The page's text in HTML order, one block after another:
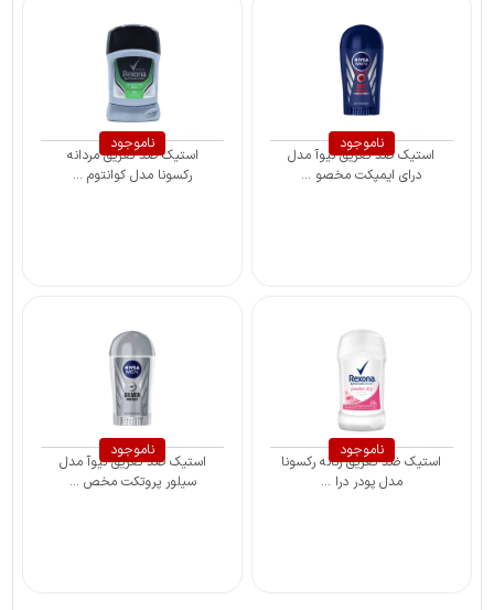
ناموجود
استیک ضد تعریق نیوآ مدل
درای ایمپکت مخصو ...
ناموجود
استیک ضد تعریق مردانه
رکسونا مدل کوانتوم ...
ناموجود
استیک ضد تعریق زنانه رکسونا
مدل پودر درا ...
ناموجود
استیک ضد تعریق نیوآ مدل
سیلور پروتکت مخص ...